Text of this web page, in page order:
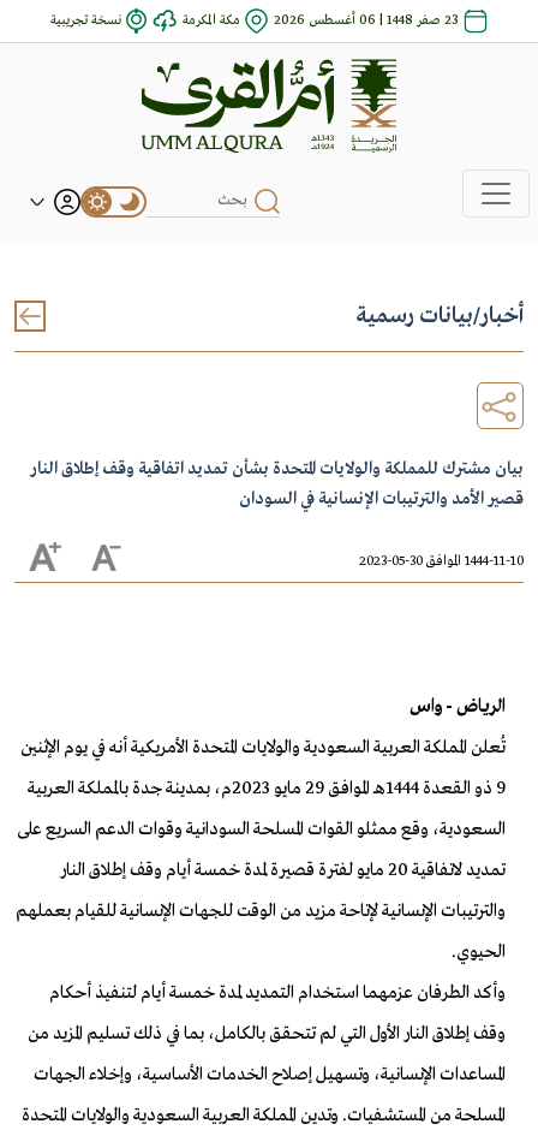
23 صفر 1448 | 06 أغسطس 2026 مكة المكرمة نسخة تجريبية
أخبار/بيانات رسمية
بيان مشترك للمملكة والولايات المتحدة بشأن تمديد اتفاقية وقف إطلاق النار
قصير الأمد والترتيبات الإنسانية في السودان
1444-11-10 الموافق 30-05-2023
الرياض - واس
تُعلن المملكة العربية السعودية والولايات المتحدة الأمريكية أنه في يوم الإثنين
9 ذو القعدة 1444هـ الموافق 29 مايو 2023م، بمدينة جدة بالمملكة العربية
السعودية، وقع ممثلو القوات المسلحة السودانية وقوات الدعم السريع على
تمديد لاتفاقية 20 مايو لفترة قصيرة لمدة خمسة أيام وقف إطلاق النار
والترتيبات الإنسانية لإتاحة مزيد من الوقت للجهات الإنسانية للقيام بعملهم
الحيوي.
وأكد الطرفان عزمهما استخدام التمديد لمدة خمسة أيام لتنفيذ أحكام
وقف إطلاق النار الأول التي لم تتحقق بالكامل، بما في ذلك تسليم المزيد من
المساعدات الإنسانية، وتسهيل إصلاح الخدمات الأساسية، وإخلاء الجهات
المسلحة من المستشفيات. وتدين المملكة العربية السعودية والولايات المتحدة